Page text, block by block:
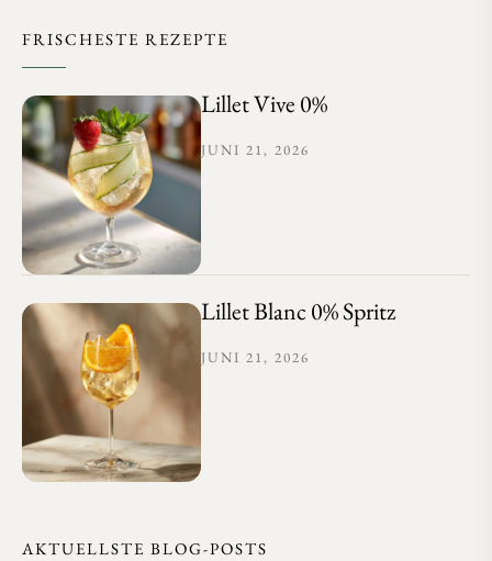
FRISCHESTE REZEPTE
Lillet Vive 0%
JUNI 21, 2026
Lillet Blanc 0% Spritz
JUNI 21, 2026
AKTUELLSTE BLOG-POSTS